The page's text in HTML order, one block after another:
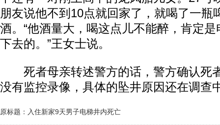
朋友说他不到10点就回家了，就喝了一瓶
酒。“他酒量大，喝这点儿不能醉，肯定
下去的。”王女士说。
死者母亲转述警方的话，警方确认死
没有监控录像，具体的坠井原因还在调查
原标题：入住新家9天男子电梯井内死亡